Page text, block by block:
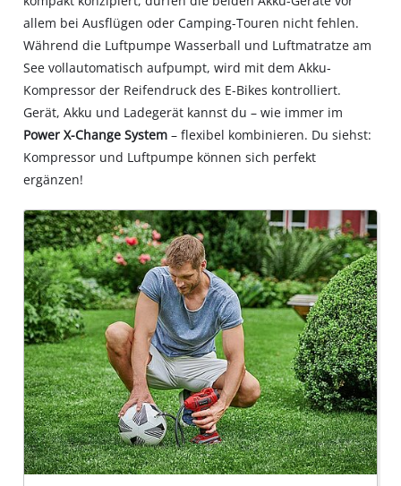
allem bei Ausflügen oder Camping-Touren nicht fehlen.
Während die Luftpumpe Wasserball und Luftmatratze am
See vollautomatisch aufpumpt, wird mit dem Akku-
Kompressor der Reifendruck des E-Bikes kontrolliert.
Gerät, Akku und Ladegerät kannst du – wie immer im
Power X-Change System – flexibel kombinieren. Du siehst:
Kompressor und Luftpumpe können sich perfekt
ergänzen!